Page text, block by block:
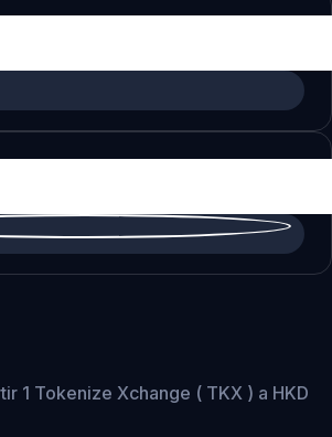
1 Tokenize Xchange ( TKX ) a HKD